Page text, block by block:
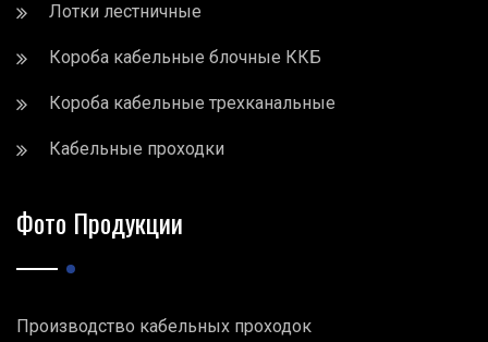
Лотки лестничные
Короба кабельные блочные ККБ
Короба кабельные трехканальные
Кабельные проходки
Фото Продукции
Производство кабельных проходок